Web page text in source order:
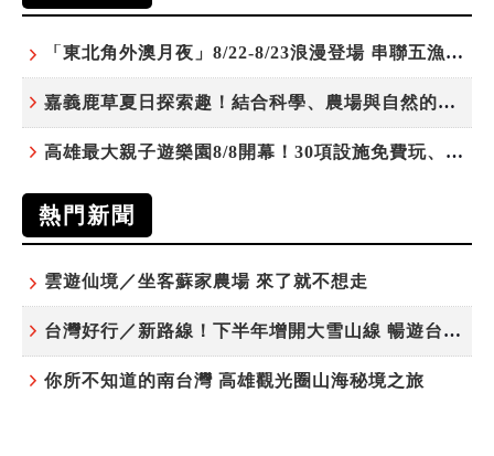
「東北角外澳月夜」8/22-8/23浪漫登場 串聯五漁村、音樂、市集、火舞與慢旅共度夏夜
嘉義鹿草夏日探索趣！結合科學、農場與自然的親子小旅行
高雄最大親子遊樂園8/8開幕！30項設施免費玩、YOYO家族嗨翻暑假
熱門新聞
雲遊仙境／坐客蘇家農場 來了就不想走
台灣好行／新路線！下半年增開大雪山線 暢遊台中更便利
你所不知道的南台灣 高雄觀光圈山海秘境之旅